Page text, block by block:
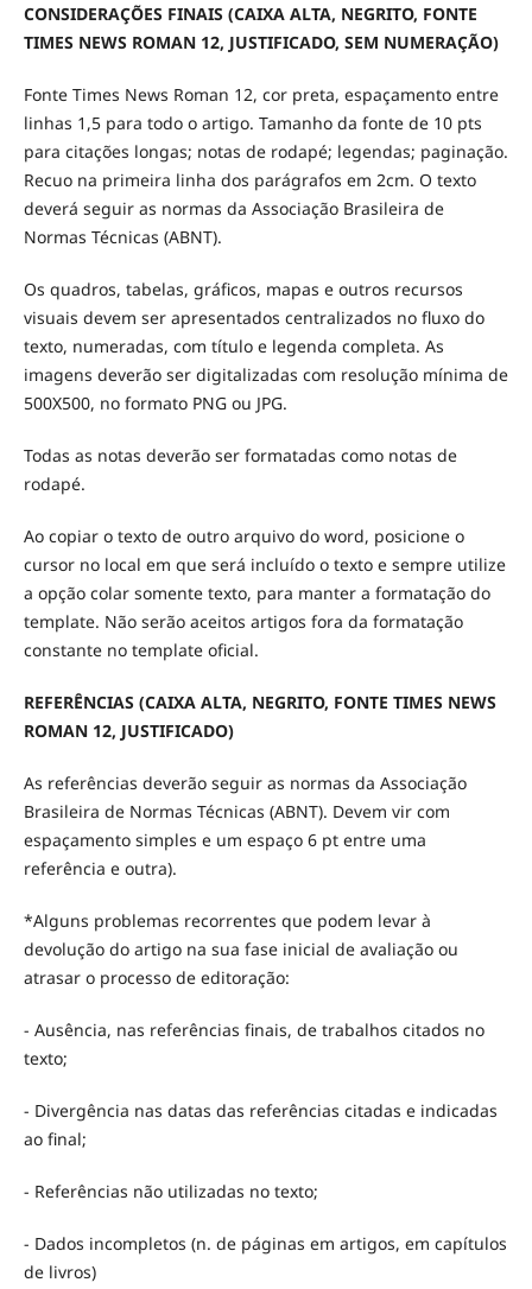
CONSIDERAÇÕES FINAIS (CAIXA ALTA, NEGRITO, FONTE
TIMES NEWS ROMAN 12, JUSTIFICADO, SEM NUMERAÇÃO)
Fonte Times News Roman 12, cor preta, espaçamento entre
linhas 1,5 para todo o artigo. Tamanho da fonte de 10 pts
para citações longas; notas de rodapé; legendas; paginação.
Recuo na primeira linha dos parágrafos em 2cm. O texto
deverá seguir as normas da Associação Brasileira de
Normas Técnicas (ABNT).
Os quadros, tabelas, gráficos, mapas e outros recursos
visuais devem ser apresentados centralizados no fluxo do
texto, numeradas, com título e legenda completa. As
imagens deverão ser digitalizadas com resolução mínima de
500X500, no formato PNG ou JPG.
Todas as notas deverão ser formatadas como notas de
rodapé.
Ao copiar o texto de outro arquivo do word, posicione o
cursor no local em que será incluído o texto e sempre utilize
a opção colar somente texto, para manter a formatação do
template. Não serão aceitos artigos fora da formatação
constante no template oficial.
REFERÊNCIAS (CAIXA ALTA, NEGRITO, FONTE TIMES NEWS
ROMAN 12, JUSTIFICADO)
As referências deverão seguir as normas da Associação
Brasileira de Normas Técnicas (ABNT). Devem vir com
espaçamento simples e um espaço 6 pt entre uma
referência e outra).
*Alguns problemas recorrentes que podem levar à
devolução do artigo na sua fase inicial de avaliação ou
atrasar o processo de editoração:
- Ausência, nas referências finais, de trabalhos citados no
texto;
- Divergência nas datas das referências citadas e indicadas
ao final;
- Referências não utilizadas no texto;
- Dados incompletos (n. de páginas em artigos, em capítulos
de livros)